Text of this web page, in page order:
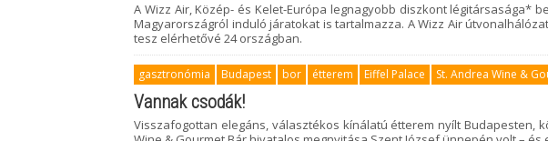
A Wizz Air, Közép- és Kelet-Európa legnagyobb diszkont légitársasága*
Magyarországról induló járatokat is tartalmazza. A Wizz Air
tesz elérhetővé 24 országban.
gasztronómia Budapest bor étterem Eiffel Palace St. Andrea Wine &
Vannak csodák!
Visszafogottan elegáns, választékos kínálatú étterem nyílt Budapesten,